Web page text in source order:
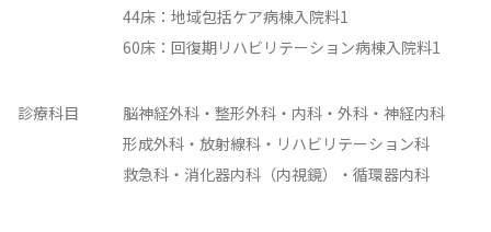
44床：地域包括ケア病棟入院料1
60床：回復期リハビリテーション病棟入院料1
診療科目
脳神経外科・整形外科・内科・外科・神経内科
形成外科・放射線科・リハビリテーション科
救急科・消化器内科（内視鏡）・循環器内科